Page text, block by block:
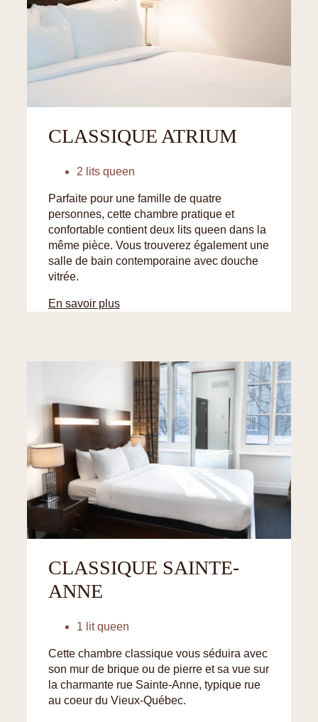
CLASSIQUE ATRIUM
2 lits queen
Parfaite pour une famille de quatre
personnes, cette chambre pratique et
confortable contient deux lits queen dans la
même pièce. Vous trouverez également une
salle de bain contemporaine avec douche
vitrée.
En savoir plus
CLASSIQUE SAINTE-
ANNE
1 lit queen
Cette chambre classique vous séduira avec
son mur de brique ou de pierre et sa vue sur
la charmante rue Sainte-Anne, typique rue
au coeur du Vieux-Québec.